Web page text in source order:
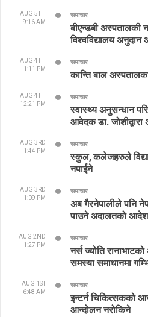
AUG 5TH
9:16 AM
समाचार
बीएन्डबी अस्पतालकी
विश्वविद्यालय
AUG 4TH
1:11 PM
समाचार
कान्ति बाल
AUG 4TH
12:21 PM
समाचार
स्वास्थ्य अनुसन्धान
आवेदक डा.
AUG 3RD
1:44 PM
समाचार
स्कुल, कलेजहरुले
नपाईने
AUG 3RD
1:09 PM
समाचार
अब गैरनेपालीले पनि
पाउने अदालतको आदेश
AUG 2ND
1:27 PM
समाचार
नर्स ज्योति
समस्या समाधानमा
AUG 1ST
6:48 AM
समाचार
इन्टर्न चिकित्सकको
आन्दोलन नरोकिने